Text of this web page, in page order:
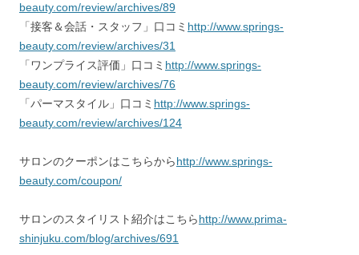
beauty.com/review/archives/89
「接客＆会話・スタッフ」口コミ http://www.springs-
beauty.com/review/archives/31
「ワンプライス評価」口コミ http://www.springs-
beauty.com/review/archives/76
「パーマスタイル」口コミ http://www.springs-
beauty.com/review/archives/124
サロンのクーポンはこちらからhttp://www.springs-
beauty.com/coupon/
サロンのスタイリスト紹介はこちらhttp://www.prima-
shinjuku.com/blog/archives/691